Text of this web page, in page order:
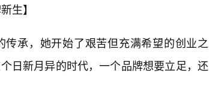
生】
承，她开始了艰苦但充满希望的创业之
日新月异的时代，一个品牌想要立足，还